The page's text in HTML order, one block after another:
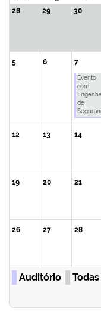
28
29 30
5 6 7
Evento
com
de
12 13 14
19 20 21
26 27 28
Auditório